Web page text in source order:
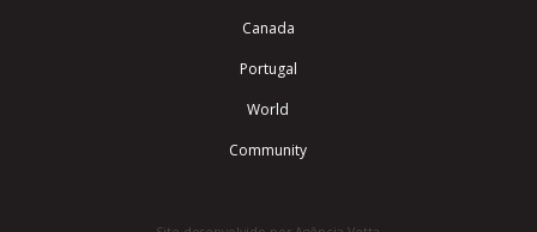
Canada
Portugal
World
Community